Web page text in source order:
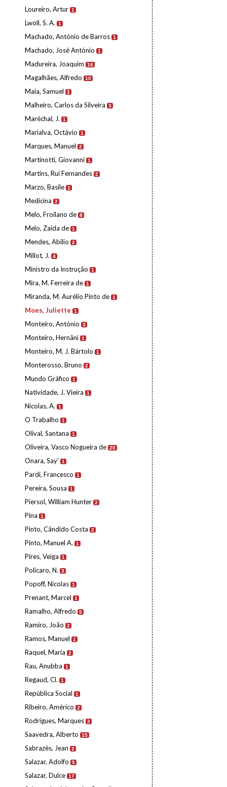
Loureiro, Artur 1
Lwoll, S. A. 1
Machado, António de Barros 1
Machado, José António 1
Madureira, Joaquim 16
Magalhães, Alfredo 10
Maia, Samuel 2
Malheiro, Carlos da Silveira 3
Maréchal, J. 1
Marialva, Octávio 1
Marques, Manuel 2
Martinotti, Giovanni 1
Martins, Rui Fernandes 2
Marzo, Basile 1
Medicina 2
Melo, Froilano de 8
Melo, Zaida de 1
Mendes, Abílio 2
Millot, J. 4
Ministro da Instrução 1
Mira, M. Ferreira de 1
Miranda, M. Aurélio Pinto de 1
Moes, Juliette 1
Monteiro, António 3
Monteiro, Hernâni 1
Monteiro, M. J. Bártolo 1
Monterosso, Bruno 2
Mundo Gráfico 1
Natividade, J. Vieira 1
Nicolas, A. 1
O Trabalho 1
Olival, Santana 1
Oliveira, Vasco Nogueira de 20
Onara, Say' 1
Pardi, Francesco 1
Pereira, Sousa 1
Piersol, William Hunter 2
Pina 1
Pinto, Cândido Costa 2
Pinto, Manuel A. 1
Pires, Veiga 1
Policaro, N. 3
Popoff, Nicolas 1
Prenant, Marcel 1
Ramalho, Alfredo 5
Ramiro, João 2
Ramos, Manuel 1
Raquel, Maria 2
Rau, Anubba 1
Regaud, Cl. 1
República Social 1
Ribeiro, Américo 2
Rodrigues, Marques 2
Saavedra, Alberto 15
Sabrazès, Jean 2
Salazar, Adolfo 5
Salazar, Dulce 17